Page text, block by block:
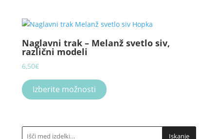
variants.
options
on
Naglavni trak – Melanž svetlo siv,
različni modeli
6,50€
Izberite možnosti
product
Iskanje